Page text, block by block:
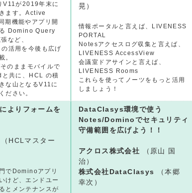
V11が2019年末に
ます。Active
期機能やアプリ開
Domino Query
など、
活用を今後も広げ
。
のままモバイルで
共に、HCL の積
な山となるV11に
ださい。
晃）
情報ポータルと言えば、LIVENESS
PORTAL
Notesアクセスログ収集と言えば、
LIVENESS AccessView
会議室ドアサインと言えば、
LIVENESS Rooms
これらを使ってノーツをもっと活用
しましょう！
よりフォームを
（HCLマスター
でDominoアプリ
けど、エンドユー
とメンテナンスが
DataClasys環境で使う
Notes/Dominoでセキュリティ
守備範囲を広げよう！！
アクロス株式会社
（原山 国
治）
株式会社DataClasys
（本郷
幸次）